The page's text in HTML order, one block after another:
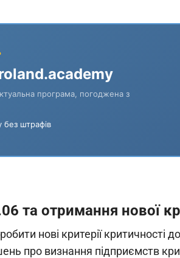
та отримання нової
нові критерії критичності до
про визнання підприємств